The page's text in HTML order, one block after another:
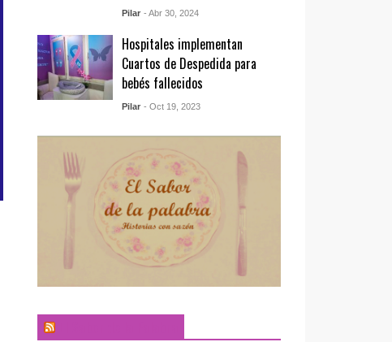
Pilar - Abr 30, 2024
Hospitales implementan
Cuartos de Despedida para
bebés fallecidos
Pilar - Oct 19, 2023